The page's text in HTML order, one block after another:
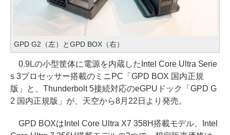
GPD G2（左）とGPD BOX（右）
0.9Lの小型筐体に電源を内蔵したIntel Core Ultra Serie
s 3プロセッサー搭載のミニPC「GPD BOX 国内正規
版」と、Thunderbolt 5接続対応のeGPUドック「GPD G
2 国内正規版」が、天空から8月22日より発売。
GPD BOXはIntel Core Ultra X7 358H搭載モデル、Intel